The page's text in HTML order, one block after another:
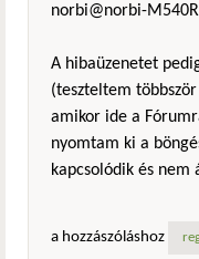
norbi@norbi-
A hibaüzenetet
(teszteltem
amikor ide a
nyomtam ki a
kapcsolódik és nem
a hozzászóláshoz